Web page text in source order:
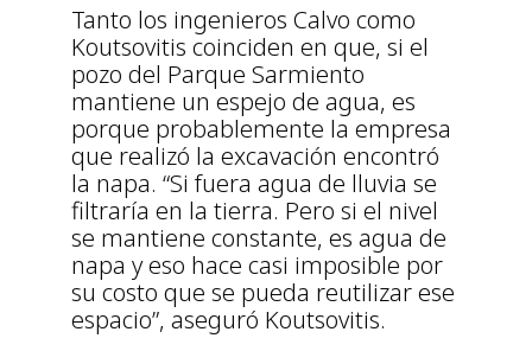
Tanto los ingenieros Calvo como
Koutsovitis coinciden en que, si el
pozo del Parque Sarmiento
mantiene un espejo de agua, es
porque probablemente la empresa
que realizó la excavación encontró
la napa. “Si fuera agua de lluvia se
filtraría en la tierra. Pero si el nivel
se mantiene constante, es agua de
napa y eso hace casi imposible por
su costo que se pueda reutilizar ese
espacio”, aseguró Koutsovitis.